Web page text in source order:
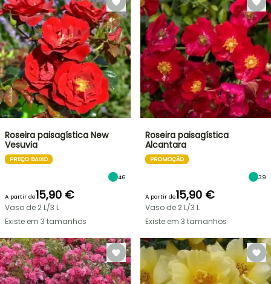
Roseira paisagística New
Vesuvia
PREÇO BAIXO
46
A partir de15,90 €
Vaso de 2 L/3 L
Existe em 3 tamanhos
Roseira paisagística
Alcantara
PROMOÇÃO
39
A partir de15,90 €
Vaso de 2 L/3 L
Existe em 3 tamanhos